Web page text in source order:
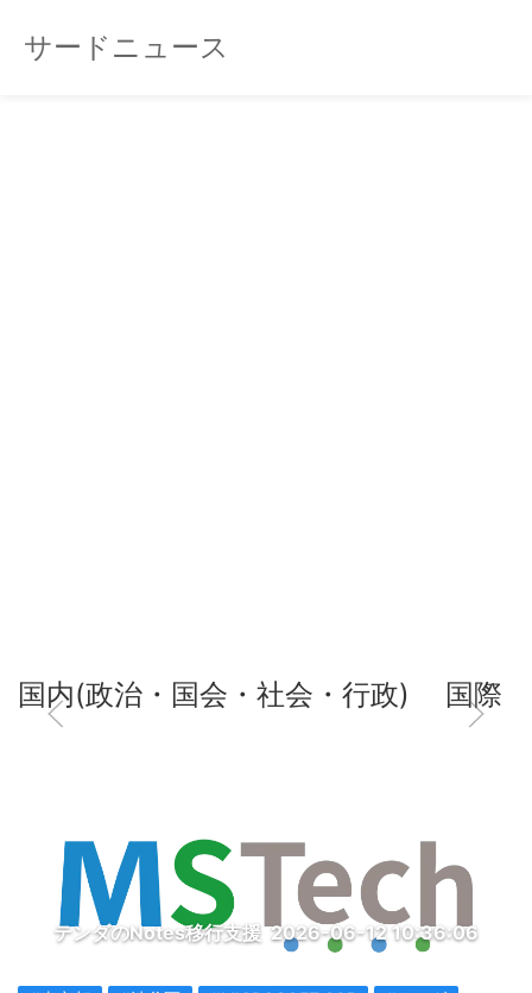
サードニュース
国内(政治・国会・社会・行政) 国際
テンダのNotes移行支援 2026-06-12 10:36:06